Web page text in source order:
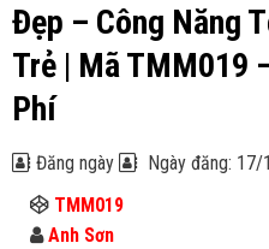
Đẹp – Công Năng
Trẻ | Mã TMM019
Phí
Đăng ngày Ngày đăng:
TMM019
Anh Sơn